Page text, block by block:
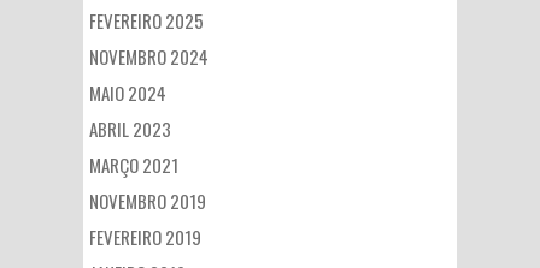
FEVEREIRO 2025
NOVEMBRO 2024
MAIO 2024
ABRIL 2023
MARÇO 2021
NOVEMBRO 2019
FEVEREIRO 2019